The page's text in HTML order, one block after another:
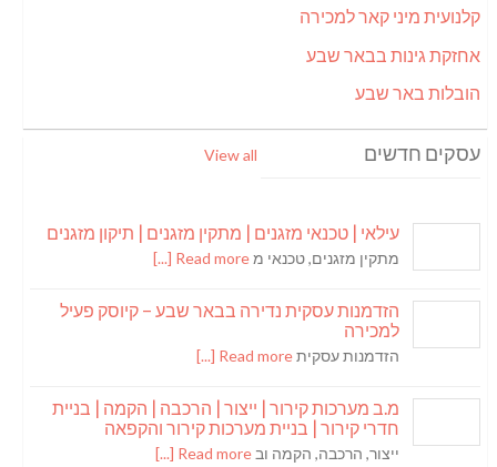
קלנועית מיני קאר למכירה
אחזקת גינות בבאר שבע
הובלות באר שבע
עסקים חדשים View all
עילאי | טכנאי מזגנים | מתקין מזגנים | תיקון מזגנים
מתקין מזגנים, טכנאי מRead more [...]
הזדמנות עסקית נדירה בבאר שבע – קיוסק פעיל
למכירה
הזדמנות עסקיתRead more [...]
מ.ב מערכות קירור | ייצור | הרכבה | הקמה | בניית
חדרי קירור | בניית מערכות קירור והקפאה
ייצור, הרכבה, הקמה וב Read more [...]